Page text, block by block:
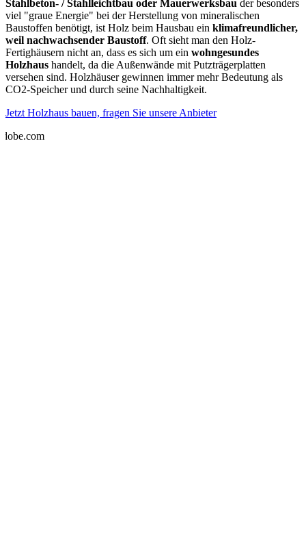
Stahlbeton- / Stahlleichtbau oder Mauerwerksbau der besonders
viel "graue Energie" bei der Herstellung von mineralischen
Baustoffen benötigt, ist Holz beim Hausbau ein klimafreundlicher,
weil nachwachsender Baustoff. Oft sieht man den Holz-
Fertighäusern nicht an, dass es sich um ein wohngesundes
Holzhaus handelt, da die Außenwände mit Putzträgerplatten
versehen sind. Holzhäuser gewinnen immer mehr Bedeutung als
CO2-Speicher und durch seine Nachhaltigkeit.
Jetzt Holzhaus bauen, fragen Sie unsere Anbieter